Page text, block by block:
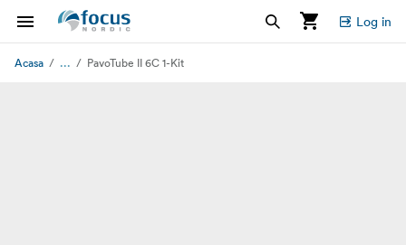
Log in
Acasa ... PavoTube II 6C 1-Kit